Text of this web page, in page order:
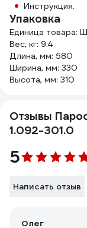
Инструкция.
Упаковка
Единица товара:
Вес, кг: 9.4
Длина, мм: 580
Ширина, мм: 330
Высота, мм: 310
Отзывы
1.092-301.0
5
Написать отзыв
Олег